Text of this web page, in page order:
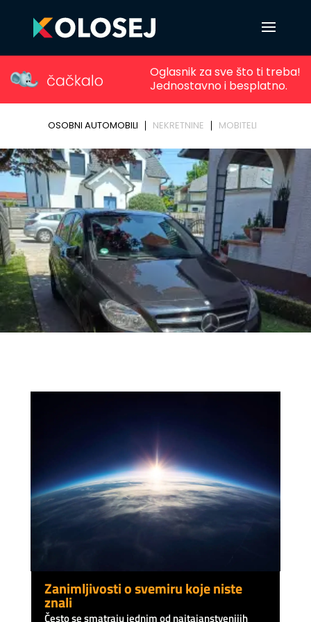
Zanimljivosti o svemiru koje niste
znali
Često se smatraju jednim od najtajanstvenijih